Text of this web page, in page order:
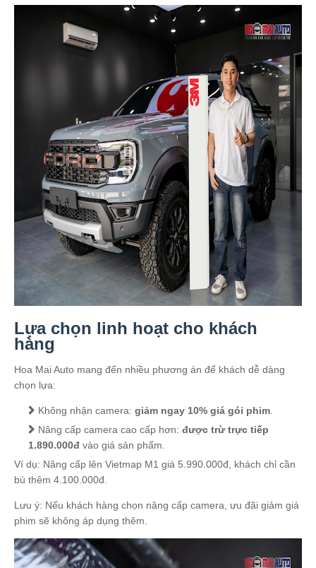
Lựa chọn linh hoạt cho khách
hàng
Hoa Mai Auto mang đến nhiều phương án để khách dễ dàng
chọn lựa:
Không nhận camera: giảm ngay 10% giá gói phim
Nâng cấp camera cao cấp hơn: được trừ trực tiếp
1.890.000đ vào giá sản phẩm.
Ví dụ: Nâng cấp lên Vietmap M1 giá 5.990.000đ, khách chỉ cần
bù thêm 4.100.000đ.
Lưu ý: Nếu khách hàng chọn nâng cấp camera, ưu đãi giảm giá
phim sẽ không áp dụng thêm.